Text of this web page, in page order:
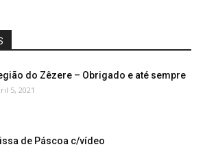
do Zêzere – Obrigado e até sempre
5, 2021
de Páscoa c/vídeo